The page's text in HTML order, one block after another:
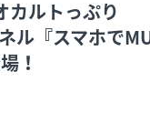
カルトっぷり
ル『スマホで
！